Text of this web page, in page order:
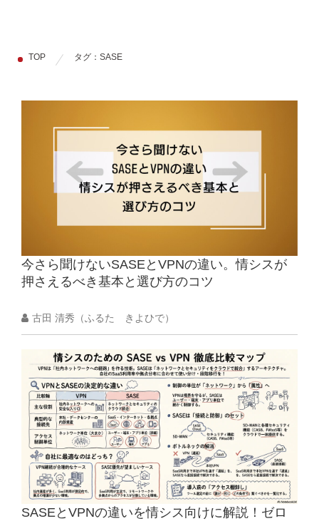
TOP タグ：SASE
今さら聞けないSASEとVPNの違い。情シスが
押さえるべき基本と選び方のコツ
古田 清秀（ふるた きよひで）
SASEとVPNの違いを情シス向けに解説！ゼロ